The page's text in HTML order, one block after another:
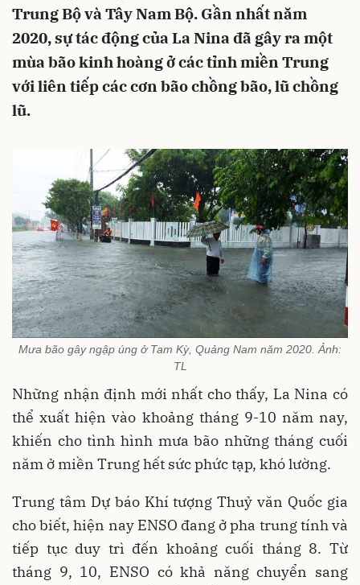
Trung Bộ và Tây Nam Bộ. Gần nhất năm
2020, sự tác động của La Nina đã gây ra một
mùa bão kinh hoàng ở các tỉnh miền Trung
với liên tiếp các cơn bão chồng bão, lũ chồng
lũ.
Mưa bão gây ngập úng ở Tam Kỳ, Quảng Nam năm 2020. Ảnh:
TL
Những nhận định mới nhất cho thấy, La Nina có
thể xuất hiện vào khoảng tháng 9-10 năm nay,
khiến cho tình hình mưa bão những tháng cuối
năm ở miền Trung hết sức phức tạp, khó lường.
Trung tâm Dự báo Khí tượng Thuỷ văn Quốc gia
cho biết, hiện nay ENSO đang ở pha trung tính và
tiếp tục duy trì đến khoảng cuối tháng 8. Từ
tháng 9, 10, ENSO có khả năng chuyển sang